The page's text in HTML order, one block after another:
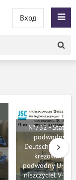
Вход
№732 - Statek
podwodny
Deutschland, lub
krеzownik
podwodny U-
niszczyciel V-116